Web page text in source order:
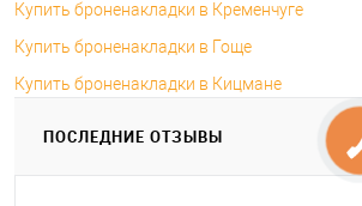
Купить броненакладки в Кременчуге
Купить броненакладки в Гоще
Купить броненакладки в Кицмане
ПОСЛЕДНИЕ ОТЗЫВЫ